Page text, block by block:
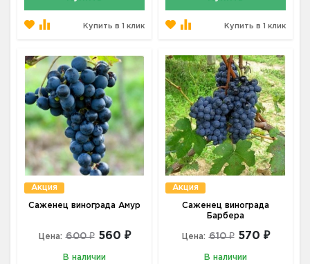
Купить в 1 клик Купить в 1 клик
Акция
Саженец винограда Амур
Цена: 600 ₽ 560 ₽
В наличии
Акция
Саженец винограда
Барбера
Цена: 610 ₽ 570 ₽
В наличии